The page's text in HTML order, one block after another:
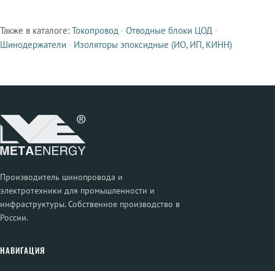
Смежные продукты
Также в каталоге: Токопровод · Отводные блоки ЦОД ·
Шинодержатели · Изоляторы эпоксидные (ИО, ИП, КИНН)
Производитель шинопровода и
электротехники для промышленности и
инфраструктуры. Собственное производство в
России.
НАВИГАЦИЯ